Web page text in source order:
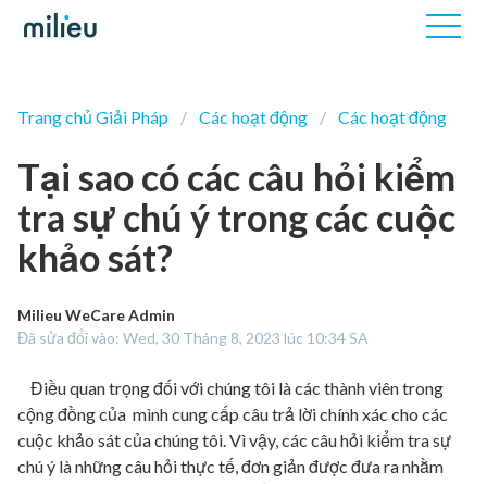
Trang chủ Giải Pháp Các hoạt động Các hoạt động
Tại sao có các câu hỏi kiểm
tra sự chú ý trong các cuộc
khảo sát?
Milieu WeCare Admin
Đã sửa đổi vào: Wed, 30 Tháng 8, 2023 lúc 10:34 SA
Điều quan trọng đối với chúng tôi là các thành viên trong
cộng đồng của mình cung cấp câu trả lời chính xác cho các
cuộc khảo sát của chúng tôi. Vì vậy, các câu hỏi kiểm tra sự
chú ý là những câu hỏi thực tế, đơn giản được đưa ra nhằm